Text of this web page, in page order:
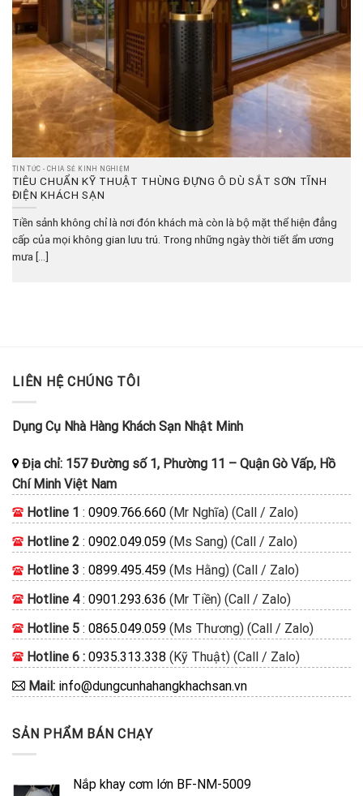
TIN TỨC - CHIA SẺ KINH NGHIỆM
TIÊU CHUẨN KỸ THUẬT THÙNG ĐỰNG Ô DÙ SẮT SƠN TĨNH
ĐIỆN KHÁCH SẠN
Tiền sảnh không chỉ là nơi đón khách mà còn là bộ mặt thể hiện đẳng
cấp của mọi không gian lưu trú. Trong những ngày thời tiết ẩm ương
mưa [...]
LIÊN HỆ CHÚNG TÔI
Dụng Cụ Nhà Hàng Khách Sạn Nhật Minh
Địa chỉ: 157 Đường số 1, Phường 11 – Quận Gò Vấp, Hồ
Chí Minh Việt Nam
Hotline 1 : 0909.766.660 (Mr Nghĩa) (Call / Zalo)
Hotline 2 : 0902.049.059 (Ms Sang) (Call / Zalo)
Hotline 3 : 0899.495.459 (Ms Hằng) (Call / Zalo)
Hotline 4: 0901.293.636 (Mr Tiền) (Call / Zalo)
Hotline 5 : 0865.049.059 (Ms Thương) (Call / Zalo)
Hotline 6 : 0935.313.338 (Kỹ Thuật) (Call / Zalo)
Mail: info@dungcunhahangkhachsan.vn
SẢN PHẨM BÁN CHẠY
Nắp khay cơm lớn BF-NM-5009